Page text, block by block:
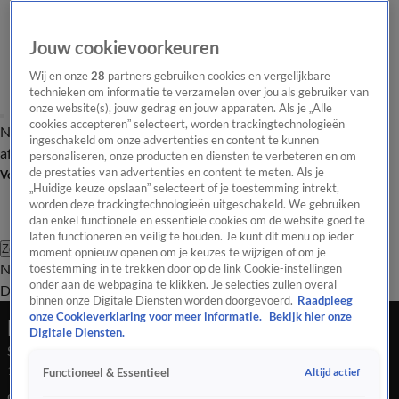
Nieuws van de DagOpinie van de Dag Onze categorieën Laatste
afleveringVideo's Nieuws van de Dag Podcast
Volg Nieuws van de Dag
Zoeken
Nieuws van de DagOpinie van de
Dag
Video'sUitzendingen PodcastPanelContact
Nieuws van de Dag
Seizoen Nieuws van de Dag, aflevering 150
1 aug 2025, 18:04
Jouw cookievoorkeuren
Wij en onze28 partners gebruiken cookies en vergelijkbare
technieken om informatie te verzamelen over jou als gebruiker van
onze website(s), jouw gedrag en jouw apparaten. Als je „Alle
cookies accepteren” selecteert, worden trackingtechnologieën
ingeschakeld om onze advertenties en content te kunnen
personaliseren, onze producten en diensten te verbeteren en om
de prestaties van advertenties en content te meten. Als je
„Huidige keuze opslaan” selecteert of je toestemming intrekt,
worden deze trackingtechnologieën uitgeschakeld. We gebruiken
dan enkel functionele en essentiële cookies om de website goed te
laten functioneren en veilig te houden. Je kunt dit menu op ieder
moment opnieuw openen om je keuzes te wijzigen of om je
toestemming in te trekken door op de link Cookie-instellingen
onder aan de webpagina te klikken. Je selecties zullen overal
binnen onze Digitale Diensten worden doorgevoerd. Raadpleeg
onze Cookieverklaring voor meer informatie.
Bekijk hier onze
Digitale Diensten.
Functioneel & Essentieel Altijd actief